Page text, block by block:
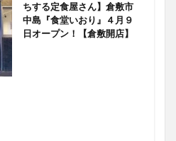
ちする定食屋さん】倉敷市
中島『食堂いおり』４月９
日オープン！【倉敷開店】